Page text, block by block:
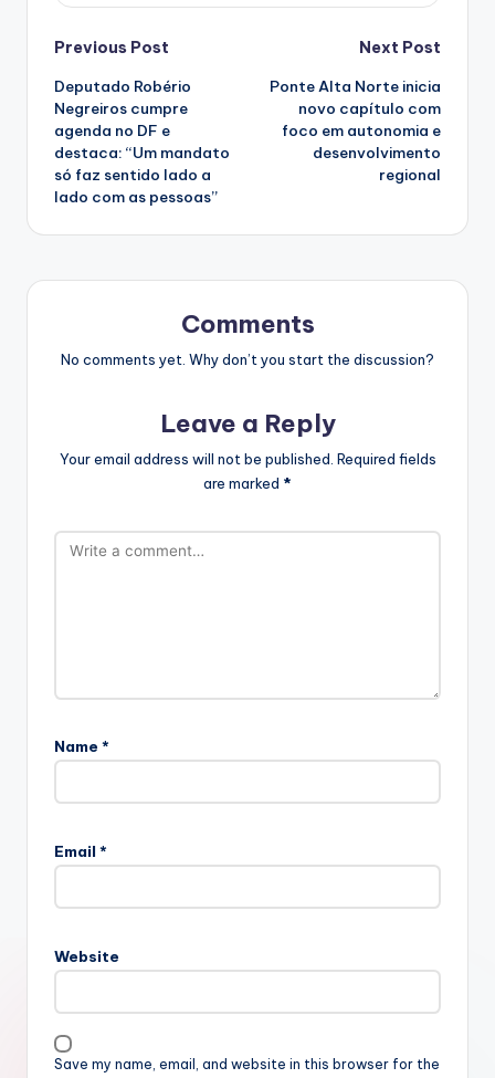
Post
navigation
Previous Post
Deputado Robério
Negreiros cumpre
agenda no DF e
destaca: “Um mandato
só faz sentido lado a
lado com as pessoas”
Next Post
Ponte Alta Norte inicia
novo capítulo com
foco em autonomia e
desenvolvimento
regional
Comments
No comments yet. Why don’t you start the discussion?
Leave a Reply
Your email address will not be published. Required fields
are marked *
Name *
Email *
Website
Save my name, email, and website in this browser for the